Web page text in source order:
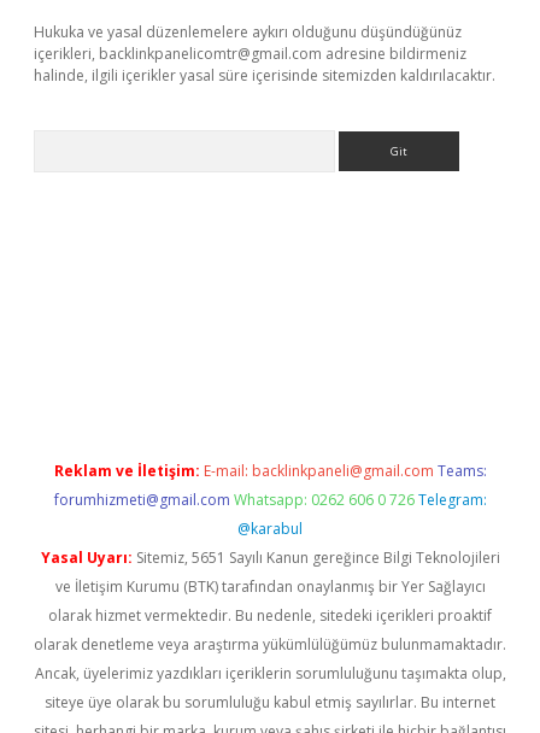
Hukuka ve yasal düzenlemelere aykırı olduğunu düşündüğünüz
içerikleri, backlinkpanelicomtr@gmail.com adresine bildirmeniz
halinde, ilgili içerikler yasal süre içerisinde sitemizden kaldırılacaktır.
Reklam ve İletişim: E-mail: backlinkpaneli@gmail.com Teams:
forumhizmeti@gmail.com Whatsapp: 0262 606 0 726 Telegram:
@karabul
Yasal Uyarı: Sitemiz, 5651 Sayılı Kanun gereğince Bilgi Teknolojileri
ve İletişim Kurumu (BTK) tarafından onaylanmış bir Yer Sağlayıcı
olarak hizmet vermektedir. Bu nedenle, sitedeki içerikleri proaktif
olarak denetleme veya araştırma yükümlülüğümüz bulunmamaktadır.
Ancak, üyelerimiz yazdıkları içeriklerin sorumluluğunu taşımakta olup,
siteye üye olarak bu sorumluluğu kabul etmiş sayılırlar. Bu internet